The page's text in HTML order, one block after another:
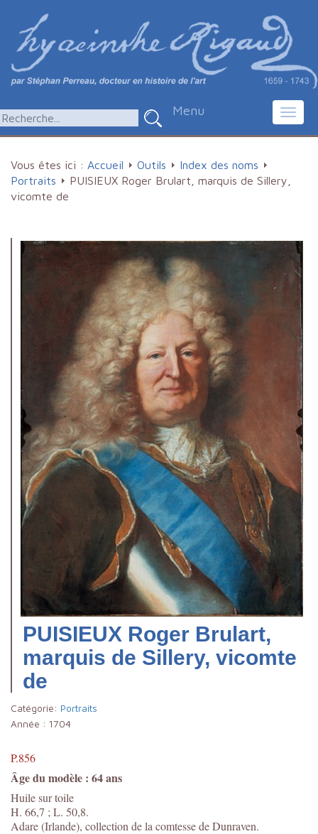
Menu
Vous êtes ici : Accueil Outils
Index des noms
Portraits
PUISIEUX Roger Brulart, marquis de Sillery,
vicomte de
PUISIEUX Roger Brulart,
marquis de Sillery, vicomte
de
Catégorie: Portraits
Année : 1704
P.856
Âge du modèle : 64 ans
Huile sur toile
H. 66,7 ; L. 50,8.
Adare (Irlande), collection de la comtesse de Dunraven.